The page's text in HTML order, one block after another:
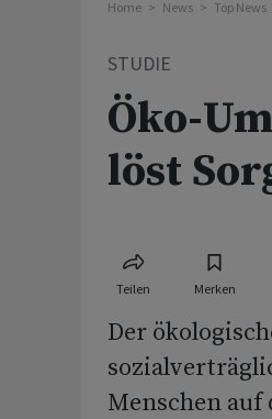
Home News Top News
STUDIE
Öko-
löst
Teilen Merken
Der
Menschen